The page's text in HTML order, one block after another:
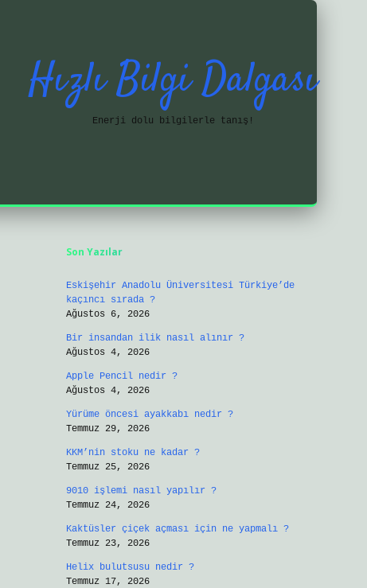
Hızlı Bilgi Dalgası
Enerji dolu bilgilerle tanış!
Sidebar
Son Yazılar
Eskişehir Anadolu Üniversitesi Türkiye’de
kaçıncı sırada ?
Ağustos 6, 2026
Bir insandan ilik nasıl alınır ?
Ağustos 4, 2026
Apple Pencil nedir ?
Ağustos 4, 2026
Yürüme öncesi ayakkabı nedir ?
Temmuz 29, 2026
KKM’nin stoku ne kadar ?
Temmuz 25, 2026
9010 işlemi nasıl yapılır ?
Temmuz 24, 2026
Kaktüsler çiçek açması için ne yapmalı ?
Temmuz 23, 2026
Helix bulutsusu nedir ?
Temmuz 17, 2026
https://ilbetgir.net/